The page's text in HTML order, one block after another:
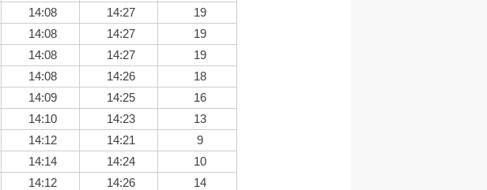
14:08 14:27
19
14:08 14:27
19
14:08 14:27
19
14:08 14:26
18
14:09 14:25
16
14:10 14:23
13
14:12 14:21 9
14:14 14:24
10
14:12 14:26
14